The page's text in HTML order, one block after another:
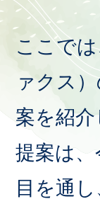
ここで
ァクス
案を紹
提案は
目を通